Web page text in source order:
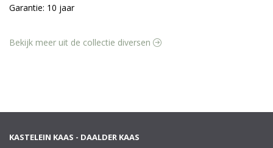
Garantie: 10 jaar
Bekijk meer uit de collectie diversen
KASTELEIN KAAS - DAALDER KAAS